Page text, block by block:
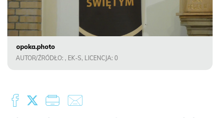
opoka.photo
AUTOR/ŹRÓDŁO: , EK-S, LICENCJA: 0